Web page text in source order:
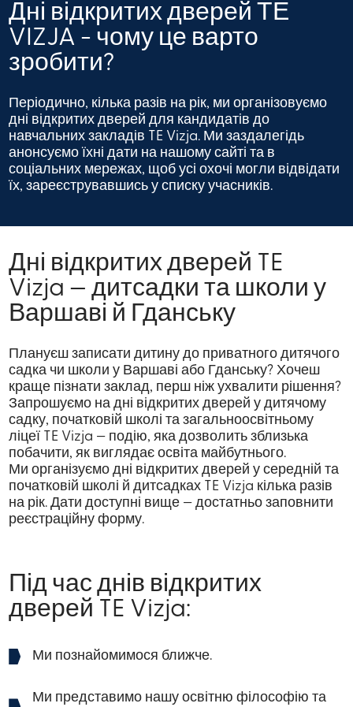
Дні відкритих дверей ТЕ
VIZJA - чому це варто
зробити?
Періодично, кілька разів на рік, ми організовуємо
дні відкритих дверей для кандидатів до
навчальних закладів TE Vizja. Ми заздалегідь
анонсуємо їхні дати на нашому сайті та в
соціальних мережах, щоб усі охочі могли відвідати
їх, зареєструвавшись у списку учасників.
Дні відкритих дверей TE
Vizja — дитсадки та школи у
Варшаві й Гданську
Плануєш записати дитину до приватного дитячого
садка чи школи у Варшаві або Гданську? Хочеш
краще пізнати заклад, перш ніж ухвалити рішення?
Запрошуємо на дні відкритих дверей у дитячому
садку, початковій школі та загальноосвітньому
ліцеї TE Vizja — подію, яка дозволить зблизька
побачити, як виглядає освіта майбутнього.
Ми організуємо дні відкритих дверей у середній та
початковій школі й дитсадках TE Vizja кілька разів
на рік. Дати доступні вище — достатньо заповнити
реєстраційну форму.
Під час днів відкритих
дверей TE Vizja:
Ми познайомимося ближче.
Ми представимо нашу освітню філософію та